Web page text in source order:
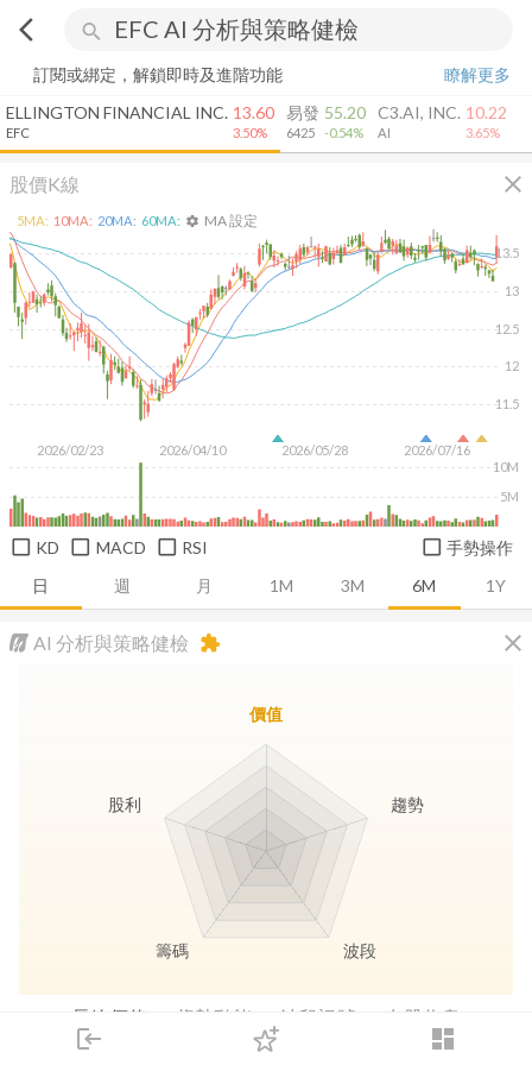
arrow_back_ios search
login dashboard
下單
訂閱或綁定，解鎖即時及進階功能
瞭解更多
ELLINGTON FINANCIAL INC.
EFC
13.60
3.50%
易發
6425
55.20
-0.54%
C3.AI, INC.
AI
10.22
3.65%
股價K線 close
日 週 月 1M 3M 6M 1Y
2026/02/23 2026/04/10 2026/05/28 2026/07/16
11.5
12
12.5
13
13.5
5M
10M
5MA: 10MA: 20MA: 60MA: settings MA 設定
KD MACD RSI 手勢操作
AI 分析與策略健檢 close
extension
長線價值 趨勢動能 波段訊號 存股收息
價值
趨勢
波段
籌碼
股利